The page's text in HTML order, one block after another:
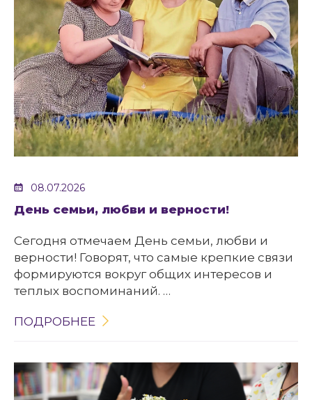
08.07.2026
День семьи, любви и верности!
Сегодня отмечаем День семьи, любви и
верности! Говорят, что самые крепкие связи
формируются вокруг общих интересов и
теплых воспоминаний.
лучше, чем книга, которая объединяет
роман, который вы с увлечением обсуждали
с папой.
ПОДРОБНЕЕ